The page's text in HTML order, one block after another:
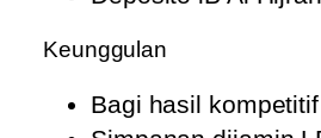
Keunggulan
Bagi hasil kompetitif